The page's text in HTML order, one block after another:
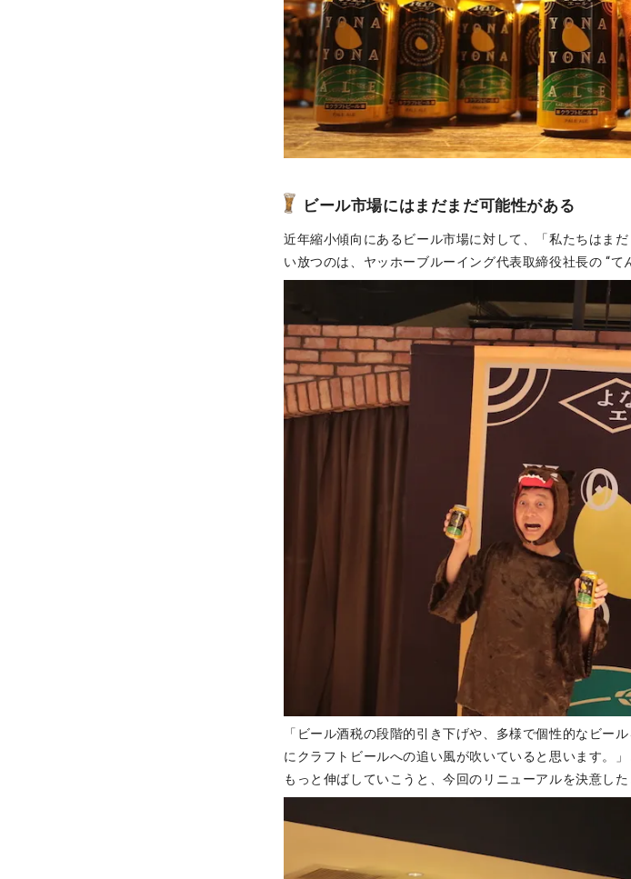
ビール市場にはまだまだ可能性がある
近年縮小傾向にあるビール市場に対して、「私たちはま
い放つのは、ヤッホーブルーイング代表取締役社長の “て
「ビール酒税の段階的引き下げや、多様で個性的なビー
にクラフトビールへの追い風が吹いていると思います。
もっと伸ばしていこうと、今回のリニューアルを決意した